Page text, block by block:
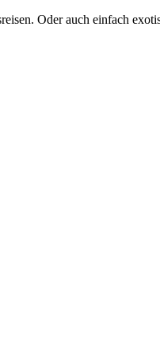
Oder auch einfach